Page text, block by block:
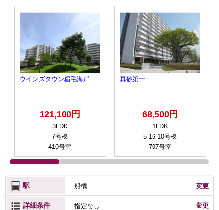
ウインズタウン稲毛海岸
121,100円
3LDK
7号棟
410号室
真砂第一
68,500円
1LDK
5-16-10号棟
707号室
駅 船橋 変更
詳細条件 指定なし 変更